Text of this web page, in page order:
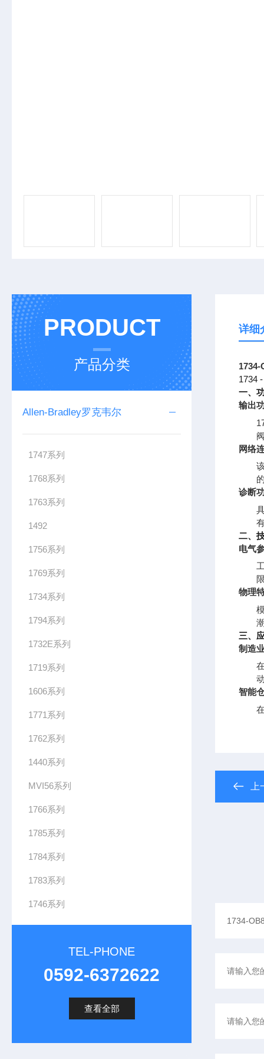
PRODUCT
产品分类
Allen-Bradley罗克韦尔
1747系列
1768系列
1763系列
1492
1756系列
1769系列
1734系列
1794系列
1732E系列
1719系列
1606系列
1771系列
1762系列
1440系列
MVI56系列
1766系列
1785系列
1784系列
1783系列
1746系列
TEL-PHONE
0592-6372622
查看全部
详细
1734-
1734
一、
输出
网络
诊断
二、
电气
物理
三、
制造
智能